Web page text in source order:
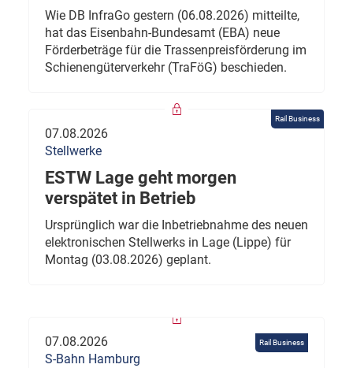
Wie DB InfraGo gestern (06.08.2026) mitteilte,
hat das Eisenbahn-Bundesamt (EBA) neue
Förderbeträge für die Trassenpreisförderung im
Schienengüterverkehr (TraFöG) beschieden.
Rail Business
07.08.2026
Stellwerke
ESTW Lage geht morgen
verspätet in Betrieb
Ursprünglich war die Inbetriebnahme des neuen
elektronischen Stellwerks in Lage (Lippe) für
Montag (03.08.2026) geplant.
Rail Business
07.08.2026
S-Bahn Hamburg